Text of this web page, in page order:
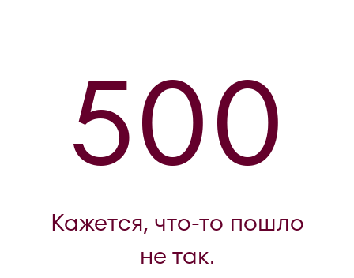
500
Кажется, что-то пошло
не так.